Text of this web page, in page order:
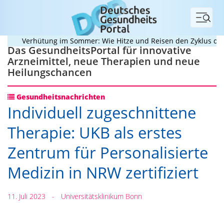
Menü
Verhütung im Sommer: Wie Hitze und Reisen den Zyklus
Das GesundheitsPortal für innovative
Arzneimittel, neue Therapien und neue
Heilungschancen
Gesundheitsnachrichten
Individuell zugeschnittene
Therapie: UKB als erstes
Zentrum für Personalisierte
Medizin in NRW zertifiziert
11. Juli 2023 - Universitätsklinikum Bonn